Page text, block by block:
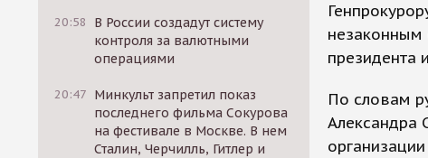
20:58
В России создадут систему
контроля за валютными
операциями
20:47 Минкульт запретил показ
последнего фильма Сокурова
на фестивале в Москве. В нем
Сталин, Черчилль, Гитлер и
незаконным
президента
По словам
Александра